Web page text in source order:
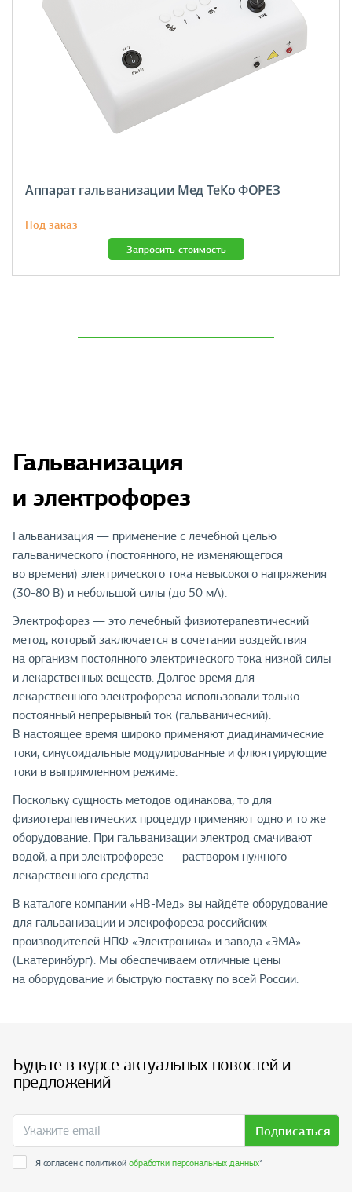
Аппарат гальванизации Мед ТеКо ФОРЕЗ
Под заказ
Запросить стоимость
Гальванизация
и электрофорез
Гальванизация — применение с лечебной целью
гальванического (постоянного, не изменяющегося
во времени) электрического тока невысокого напряжения
(30-80 В) и небольшой силы (до 50 мА).
Электрофорез — это лечебный физиотерапевтический
метод, который заключается в сочетании воздействия
на организм постоянного электрического тока низкой силы
и лекарственных веществ. Долгое время для
лекарственного электрофореза использовали только
постоянный непрерывный ток (гальванический).
В настоящее время широко применяют диадинамические
токи, синусоидальные модулированные и флюктуирующие
токи в выпрямленном режиме.
Поскольку сущность методов одинакова, то для
физиотерапевтических процедур применяют одно и то же
оборудование. При гальванизации электрод смачивают
водой, а при электрофорезе — раствором нужного
лекарственного средства.
В каталоге компании «НВ-Мед» вы найдёте оборудование
для гальванизации и элекрофореза российских
производителей НПФ «Электроника» и завода «ЭМА»
(Екатеринбург). Мы обеспечиваем отличные цены
на оборудование и быструю поставку по всей России.
Будьте в курсе актуальных новостей и
предложений
Подписаться
Я согласен с политикойобработки персональных данных*